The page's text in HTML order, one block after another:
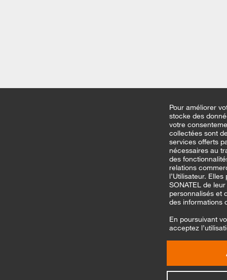
Pour améliorer
stocke des
votre
collectées sont
services offerts
nécessaires au
des
relations
l’Utilisateur.
SONATEL de
personnalisés et
des informations
En poursuivant
acceptez